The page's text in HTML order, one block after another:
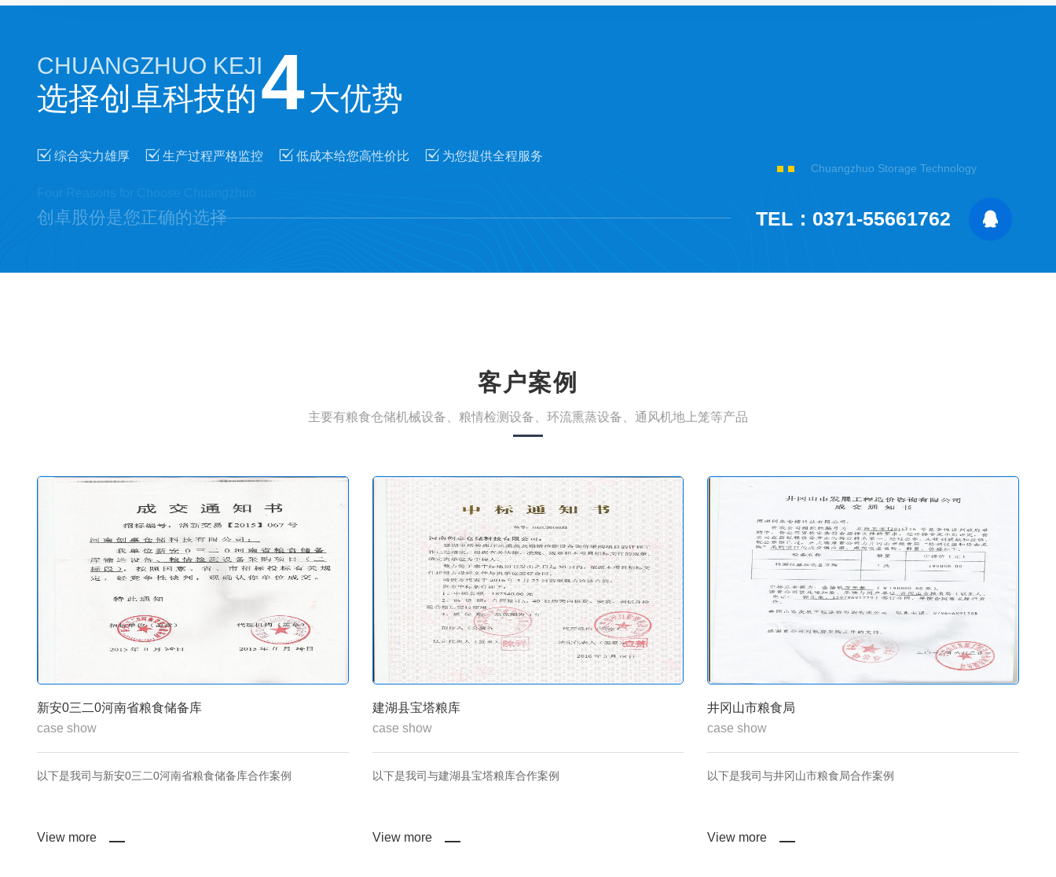
CHUANGZHUO KEJI
选择创卓科技的 4大优势
 综合实力雄厚  生产过程严格监控  低成本给您高性价比  为您提供全程服务
Four Reasons for Choose Chuangzhuo
创卓股份是您正确的选择
Chuangzhuo Storage Technology
TEL：0371-55661762
客户案例
主要有粮食仓储机械设备、粮情检测设备、环流熏蒸设备、通风机地上笼等产品
建湖县宝塔粮库
case show
以下是我司与建湖县宝塔粮库合作案例
View more
井冈山市粮食局
case show
以下是我司与井冈山市粮食局合作案例
View more
枝江金润源建设投资控股合作案例
case show
以下是我司与枝江金润源建设投资控股合作案例
View more